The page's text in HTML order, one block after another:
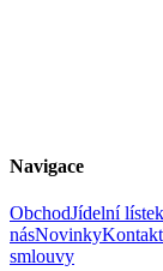
Navigace
ObchodJídelní lístek
násNovinkyKontakt
smlouvy